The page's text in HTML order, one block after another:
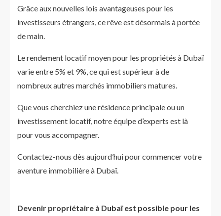
Grâce aux nouvelles lois avantageuses pour les
investisseurs étrangers, ce rêve est désormais à portée
de main.
Le rendement locatif moyen pour les propriétés à Dubaï
varie entre 5% et 9%, ce qui est supérieur à de
nombreux autres marchés immobiliers matures.
Que vous cherchiez une résidence principale ou un
investissement locatif, notre équipe d’experts est là
pour vous accompagner.
Contactez-nous dès aujourd’hui pour commencer votre
aventure immobilière à Dubaï.
Devenir propriétaire à Dubaï est possible pour les